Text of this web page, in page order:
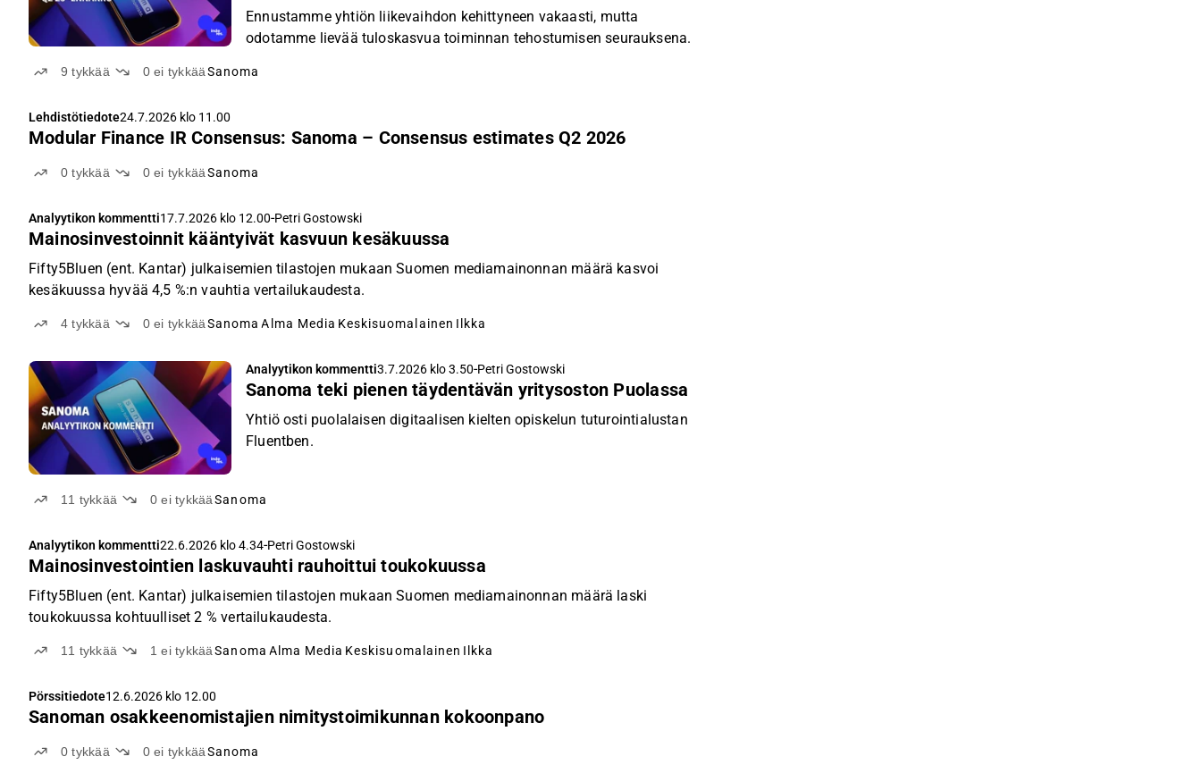
Ennustamme yhtiön liikevaihdon kehittyneen vakaasti, mutta
odotamme lievää tuloskasvua toiminnan tehostumisen seurauksena.
9tykkää 0ei tykkääSanoma
Lehdistötiedote24.7.2026 klo 11.00
Modular Finance IR Consensus: Sanoma – Consensus estimates Q2 2026
0tykkää 0ei tykkääSanoma
Analyytikon kommentti17.7.2026 klo 12.00-Petri Gostowski
Mainosinvestoinnit kääntyivät kasvuun kesäkuussa
Fifty5Bluen (ent. Kantar) julkaisemien tilastojen mukaan Suomen mediamainonnan määrä kasvoi
kesäkuussa hyvää 4,5 %:n vauhtia vertailukaudesta.
4tykkää 0ei tykkääSanoma Alma Media Keskisuomalainen Ilkka
Analyytikon kommentti3.7.2026 klo 3.50-Petri Gostowski
Sanoma teki pienen täydentävän yritysoston Puolassa
Yhtiö osti puolalaisen digitaalisen kielten opiskelun tuturointialustan
Fluentben.
11 tykkää 0ei tykkää Sanoma
Analyytikon kommentti22.6.2026 klo 4.34-Petri Gostowski
Mainosinvestointien laskuvauhti rauhoittui toukokuussa
Fifty5Bluen (ent. Kantar) julkaisemien tilastojen mukaan Suomen mediamainonnan määrä laski
toukokuussa kohtuulliset 2 % vertailukaudesta.
11 tykkää 1ei tykkää Sanoma Alma Media Keskisuomalainen Ilkka
Pörssitiedote12.6.2026 klo 12.00
Sanoman osakkeenomistajien nimitystoimikunnan kokoonpano
0tykkää 0ei tykkääSanoma